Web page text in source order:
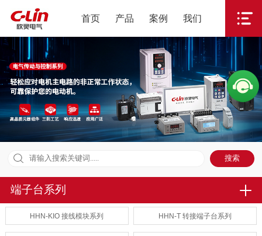
首页 产品 案例 我们
端子台系列
HHN-KIO 接线模块系列 HHN-T 转接端子台系列